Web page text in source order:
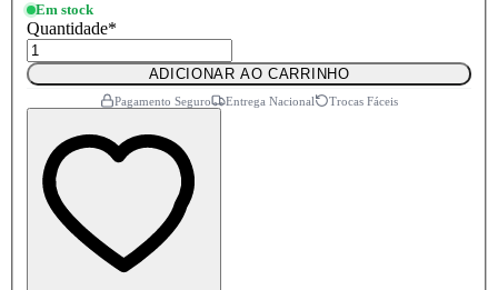
Em stock
Quantidade*
ADICIONAR AO CARRINHO
Pagamento Seguro Entrega Nacional Trocas Fáceis